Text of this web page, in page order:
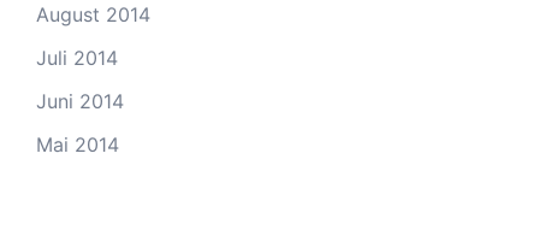
August 2014
Juli 2014
Juni 2014
Mai 2014